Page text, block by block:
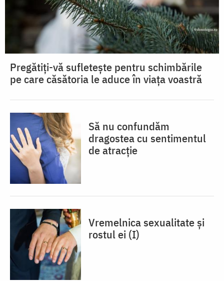
Pregătiți-vă sufletește pentru schimbările
pe care căsătoria le aduce în viața voastră
Să nu confundăm
dragostea cu sentimentul
de atracție
Vremelnica sexualitate și
rostul ei (I)